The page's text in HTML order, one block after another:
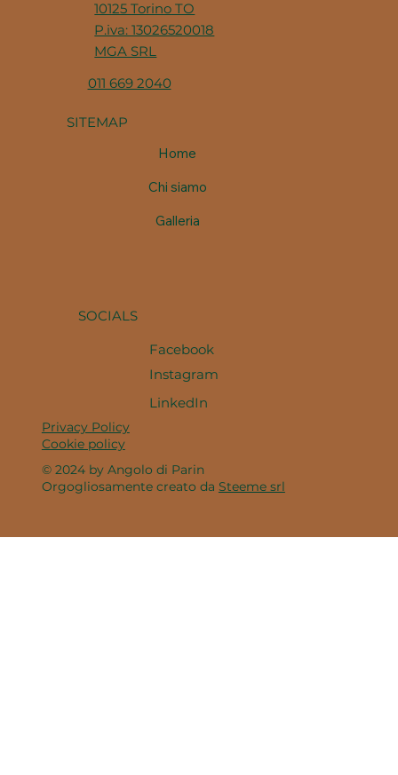
10125 Torino TO
P.iva: 13026520018
MGA SRL
011 669 2040
SITEMAP
Home
Chi siamo
Galleria
SOCIALS
Facebook
Instagram
LinkedIn
Privacy Policy
Cookie policy
© 2024 by Angolo di Parin
Orgogliosamente creato da Steeme srl